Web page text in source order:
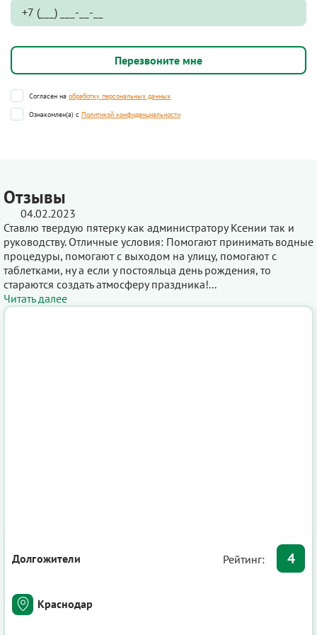
Согласен на обработку персональных данных
Ознакомлен(а) с Политикой конфиденциальности
Отзывы
04.02.2023
Ставлю твердую пятерку как администратору Ксении так и
руководству. Отличные условия: Помогают принимать водные
процедуры, помогают с выходом на улицу, помогают с
таблетками, ну а если у постояльца день рождения, то
стараются создать атмосферу праздника!...
Читать далее
Долгожители Рейтинг: 4
Краснодар